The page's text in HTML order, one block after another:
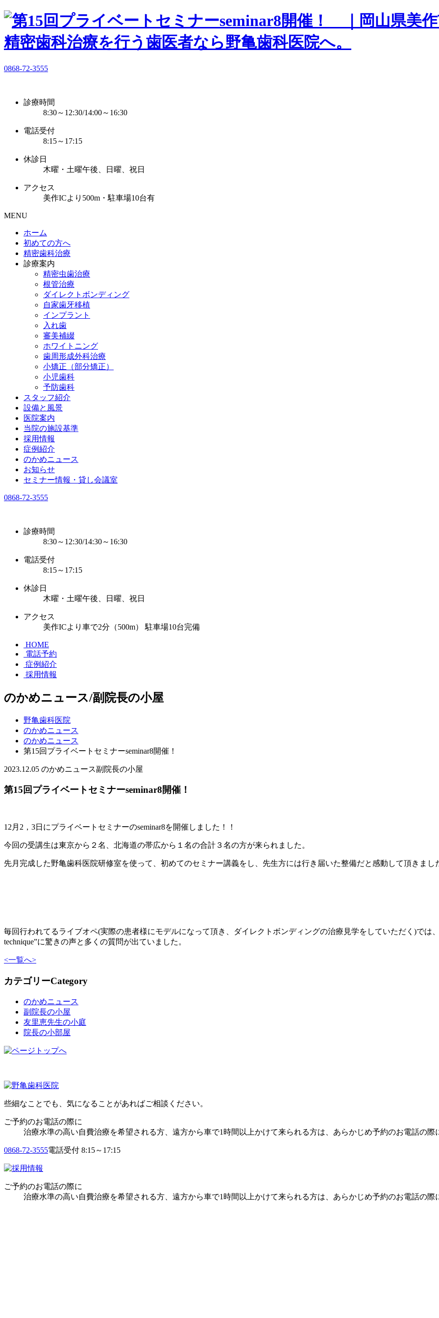
0868-72-3555
診療時間
8:30～12:30/14:00～16:30
電話受付
8:15～17:15
休診日
木曜・土曜午後、日曜、祝日
アクセス
美作ICより500m・駐車場10台有
MENU
ホーム
初めての方へ
精密歯科治療
診療案内
精密虫歯治療
根管治療
ダイレクトボンディング
自家歯牙移植
インプラント
入れ歯
審美補綴
ホワイトニング
歯周形成外科治療
小矯正（部分矯正）
小児歯科
予防歯科
スタッフ紹介
設備と風景
医院案内
当院の施設基準
採用情報
症例紹介
のかめニュース
お知らせ
セミナー情報・貸し会議室
0868-72-3555
診療時間
8:30～12:30/14:30～16:30
電話受付
8:15～17:15
休診日
木曜・土曜午後、日曜、祝日
アクセス
美作ICより車で2分（500m） 駐車場10台完備
HOME
電話予約
症例紹介
採用情報
のかめニュース/副院長の小屋
野亀歯科医院
のかめニュース
のかめニュース
第15回プライベートセミナーseminar8開催！
2023.12.05 のかめニュース副院長の小屋
第15回プライベートセミナーseminar8開催！
12月2，3日にプライベートセミナーのseminar8を開催しました！！
今回の受講生は東京から２名、北海道の帯広から１名の合計３名の方が来られました。
先月完成した野亀歯科医院研修室を使って、初めてのセミナー講義をし、先生方には行き届いた整備だと感動して頂きまし
毎回行われてるライブオペ(実際の患者様にモデルになって頂き、ダイレクトボンディングの治療見学をしていただく)では
technique”に驚きの声と多くの質問が出ていました。
<一覧へ>
カテゴリーCategory
のかめニュース
副院長の小屋
友里恵先生の小庭
院長の小部屋
些細なことでも、気になることがあればご相談ください。
ご予約のお電話の際に
治療水準の高い自費治療を希望される方、遠方から車で1時間以上かけて来られる方は、あらかじめ予約のお電話の
0868-72-3555電話受付 8:15～17:15
ご予約のお電話の際に
治療水準の高い自費治療を希望される方、遠方から車で1時間以上かけて来られる方は、あらかじめ予約のお電話の